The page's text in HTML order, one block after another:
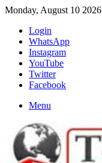
Monday, August 10 2026
Login
WhatsApp
Instagram
YouTube
Twitter
Facebook
Menu